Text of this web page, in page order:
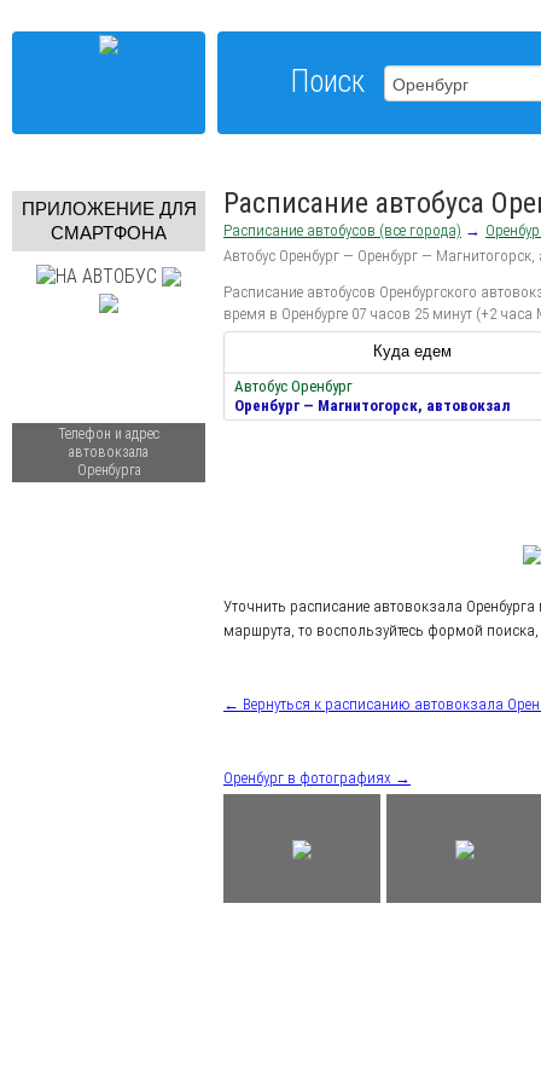
Поиск
ПРИЛОЖЕНИЕ ДЛЯ
СМАРТФОНА
Телефон и адрес
автовокзала
Оренбурга
Расписание автобуса
Расписание автобусов (все города) →
Автобус Оренбург — Оренбург —
Расписание автобусов Оренбургского
время в Оренбурге 07 часов 25 минут (+2
Куда едем
Автобус Оренбург
Оренбург — Магнитогорск, автовокзал
Уточнить расписание автовокзала
маршрута, то воспользуйтесь формой
← Вернуться к расписанию автовокзала
Оренбург в фотографиях →